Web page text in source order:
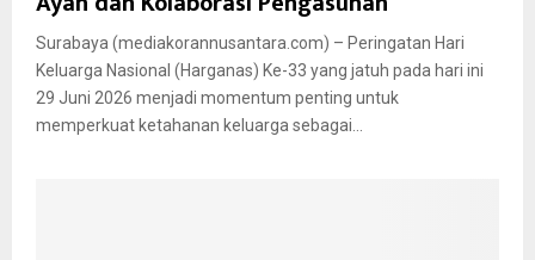
Surabaya (mediakorannusantara.com) – Peringatan Hari
Keluarga Nasional (Harganas) Ke-33 yang jatuh pada hari ini
29 Juni 2026 menjadi momentum penting untuk
memperkuat ketahanan keluarga sebagai...